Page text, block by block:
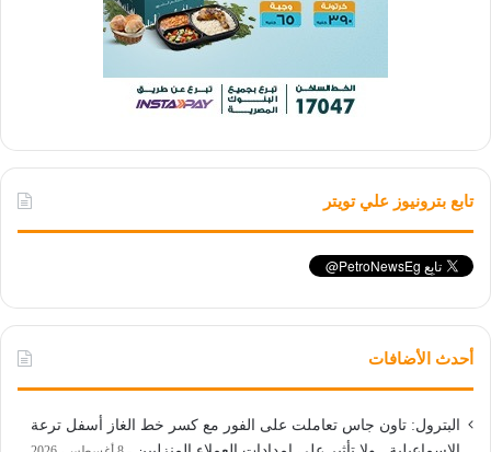
تابع بترونيوز علي تويتر
أحدث الأضافات
البترول: تاون جاس تعاملت على الفور مع كسر خط الغاز أسفل ترعة